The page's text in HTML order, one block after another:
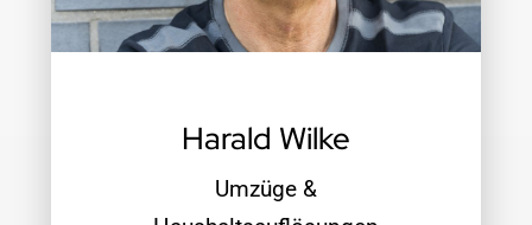
Harald Wilke
Umzüge &